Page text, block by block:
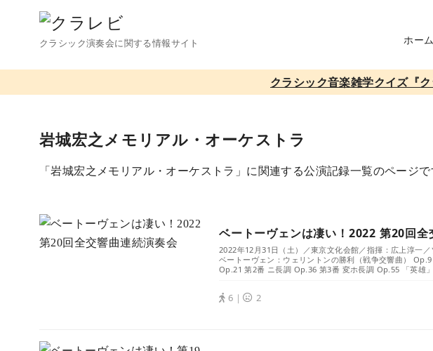
クラシック演奏会に関する情報サイト ホーム
クラシック音楽雑学クイズ『
岩城宏之メモリアル・オーケストラ
「岩城宏之メモリアル・オーケストラ」に関連する公演記録一覧のページで
ベートーヴェンは凄い！2022 第20回全
2022年12月31日（土）／東京文化会館／指揮：広上淳一
ベートーヴェン：ウェリントンの勝利（戦争交響曲）
Op.21 第2番 ニ長調 Op.36 第3番 変ホ長調 Op.55 「英雄」
6｜ 2